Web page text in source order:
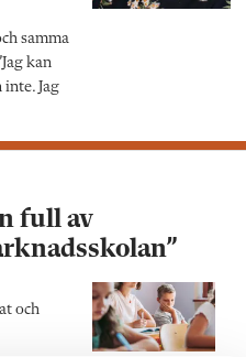
samma
kan
inte. Jag
full av
och